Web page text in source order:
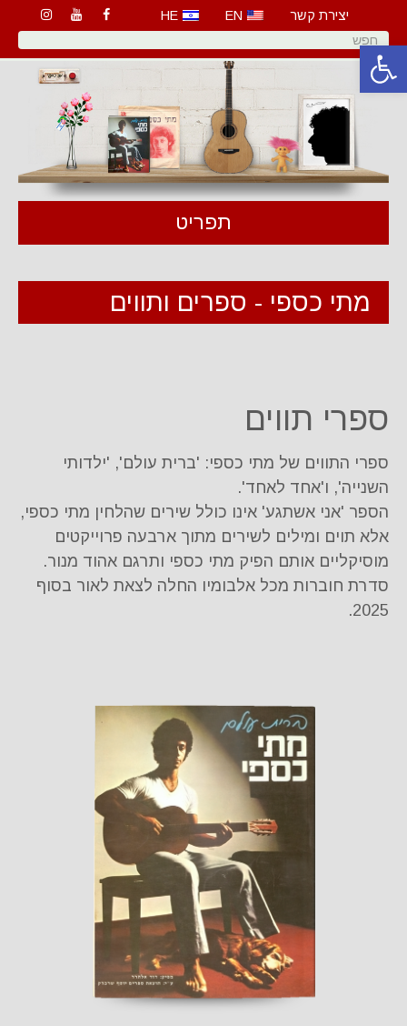
פתח סרגל נגישות
יצירת קשר EN
HE
תפריט
מתי כספי - ספרים ותווים
ספרי תווים
ספרי התווים של מתי כספי: 'ברית עולם', 'ילדותי
השנייה', ו'אחד לאחד'.
הספר 'אני אשתגע' אינו כולל שירים שהלחין מתי כספי,
אלא תוים ומילים לשירים מתוך ארבעה פרוייקטים
מוסיקליים אותם הפיק מתי כספי ותרגם אהוד מנור.
סדרת חוברות מכל אלבומיו החלה לצאת לאור בסוף
2025.
ברית עולם
הוצאת "שרברק" 1980
קראו עוד ←